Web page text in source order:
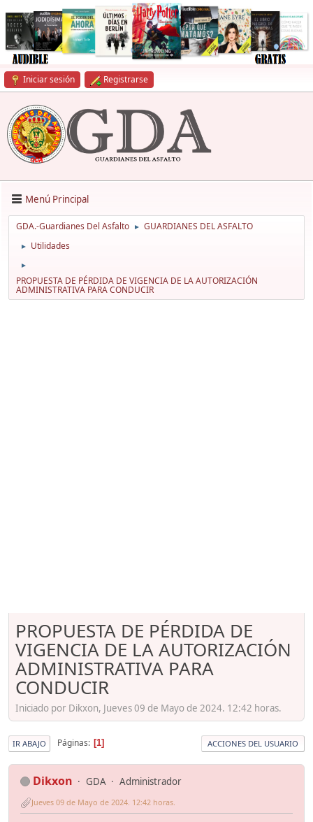
Iniciar sesión Registrarse
Menú Principal
GDA.-Guardianes Del Asfalto ► GUARDIANES DEL ASFALTO
► Utilidades
►
PROPUESTA DE PÉRDIDA DE VIGENCIA DE LA AUTORIZACIÓN
ADMINISTRATIVA PARA CONDUCIR
PROPUESTA DE PÉRDIDA DE
VIGENCIA DE LA AUTORIZACIÓN
ADMINISTRATIVA PARA
CONDUCIR
Iniciado por Dikxon, Jueves 09 de Mayo de 2024. 12:42 horas.
IR ABAJO Páginas 1 ACCIONES DEL USUARIO
Dikxon GDA Administrador
Jueves 09 de Mayo de 2024. 12:42 horas.